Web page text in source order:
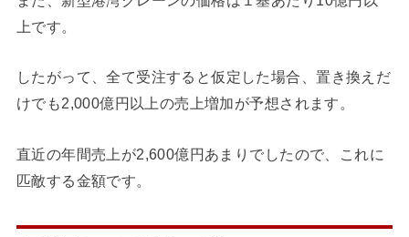
上です。
したがって、全て受注すると仮定した場合、置き換えだ
けでも2,000億円以上の売上増加が予想されます。
直近の年間売上が2,600億円あまりでしたので、これに
匹敵する金額です。